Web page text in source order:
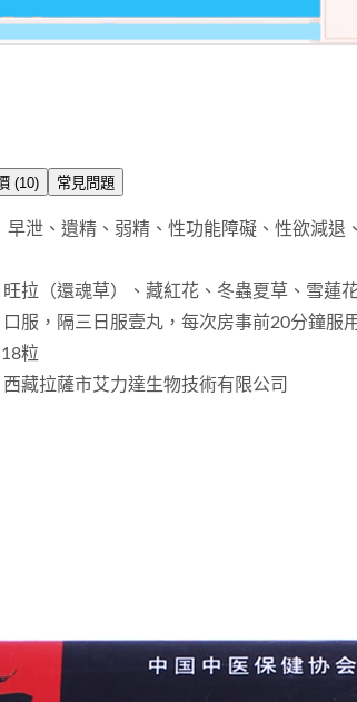
(10) 常見問題
早泄、遺精、弱精、性功能障礙、性欲減
旺拉（還魂草）、藏紅花、冬蟲夏草、雪蓮
口服，隔三日服壹丸，每次房事前20分鐘
粒
西藏拉薩市艾力達生物技術有限公司